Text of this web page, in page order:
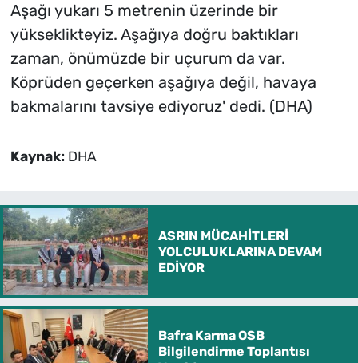
Aşağı yukarı 5 metrenin üzerinde bir
yükseklikteyiz. Aşağıya doğru baktıkları
zaman, önümüzde bir uçurum da var.
Köprüden geçerken aşağıya değil, havaya
bakmalarını tavsiye ediyoruz' dedi. (DHA)
Kaynak: DHA
ASRIN MÜCAHİTLERİ
YOLCULUKLARINA DEVAM
EDİYOR
Bafra Karma OSB
Bilgilendirme Toplantısı